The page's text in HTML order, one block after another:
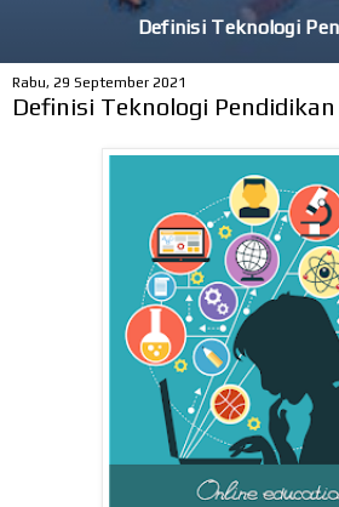
Mata Kuliah Aplikasi
Rabu, 29 September 2021
Definisi Teknologi Pendidikan